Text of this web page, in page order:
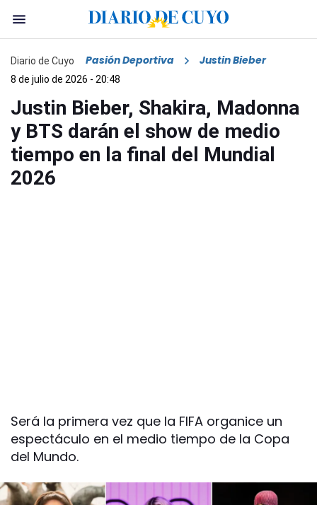
Diario de Cuyo Pasión Deportiva Justin Bieber
8 de julio de 2026 - 20:48
Justin Bieber, Shakira, Madonna
y BTS darán el show de medio
tiempo en la final del Mundial
2026
Será la primera vez que la FIFA organice un
espectáculo en el medio tiempo de la Copa
del Mundo.